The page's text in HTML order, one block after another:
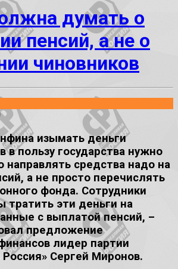
думать о
пенсий, а не о
чиновников
изымать деньги
в пользу государства нужно
направлять средства надо на
а не просто перечислять
фонда. Сотрудники
эти деньги на
с выплатой пенсий, –
предложение
лидер партии
Сергей Миронов.